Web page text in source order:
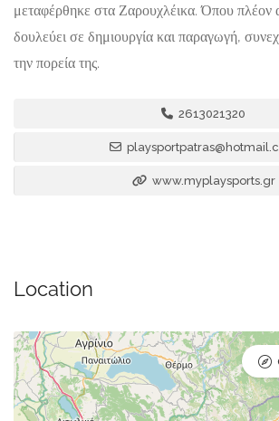
μεταφέρθηκε στα Ζαρουχλέικα. Όπου πλέον
δουλεύει σε δημιουργία και παραγωγή,
την πορεία της.
2613021320
www.myplaysports.gr
Location